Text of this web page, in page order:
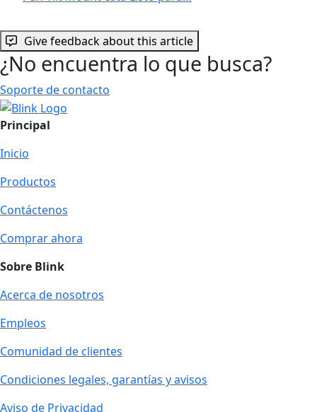
Give feedback about this article
¿No encuentra lo que busca?
Soporte de contacto
Principal
Inicio
Productos
Contáctenos
Comprar ahora
Sobre Blink
Acerca de nosotros
Empleos
Comunidad de clientes
Condiciones legales, garantías y avisos
Aviso de Privacidad